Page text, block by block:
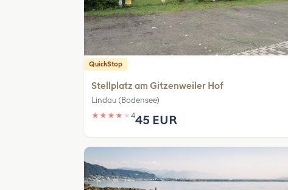
QuickStop
Stellplatz am Gitzenweiler Hof
Lindau (Bodensee)
★ ★ ★ ★ ★ 445 EUR